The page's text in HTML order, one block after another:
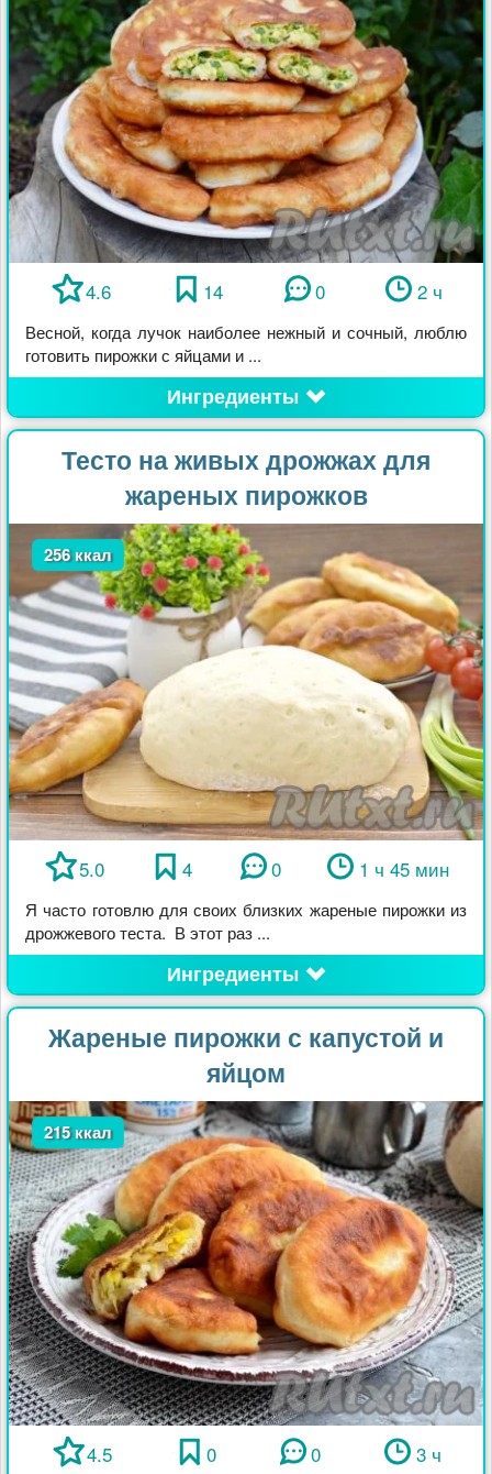
4.6 14 0 2 ч
Весной, когда лучок наиболее нежный и сочный, люблю
готовить пирожки с яйцами и ...
Ингредиенты
Тесто на живых дрожжах для
жареных пирожков
256 ккал
5.0 4 0 1 ч 45 мин
Я часто готовлю для своих близких жареные пирожки из
дрожжевого теста. В этот раз ...
Ингредиенты
Жареные пирожки с капустой и
яйцом
215 ккал
4.5 0 0 3 ч